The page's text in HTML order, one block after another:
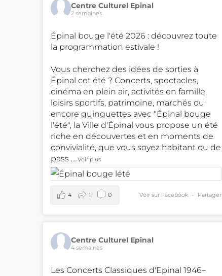
Centre Culturel Epinal
2 semaines
Épinal bouge l'été 2026 : découvrez toute
la programmation estivale !
Vous cherchez des idées de sorties à
Épinal cet été ? Concerts, spectacles,
cinéma en plein air, activités en famille,
loisirs sportifs, patrimoine, marchés ou
encore guinguettes avec "Épinal bouge
l'été", la Ville d'Épinal vous propose un été
riche en découvertes et en moments de
convivialité, que vous soyez habitant ou de
pass ...Voir plus
Voir sur Facebook · Partager
4 1 0
Centre Culturel Epinal
4 semaines
Les Concerts Classiques d'Epinal 1946–